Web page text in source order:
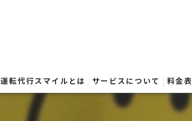
運転代行スマイルとは サービスについて 料金表